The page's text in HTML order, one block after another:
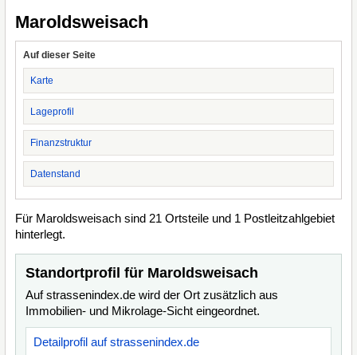
Maroldsweisach
Auf dieser Seite
Karte
Lageprofil
Finanzstruktur
Datenstand
Für Maroldsweisach sind 21 Ortsteile und 1 Postleitzahlgebiet
hinterlegt.
Standortprofil für Maroldsweisach
Auf strassenindex.de wird der Ort zusätzlich aus
Immobilien- und Mikrolage-Sicht eingeordnet.
Detailprofil auf strassenindex.de